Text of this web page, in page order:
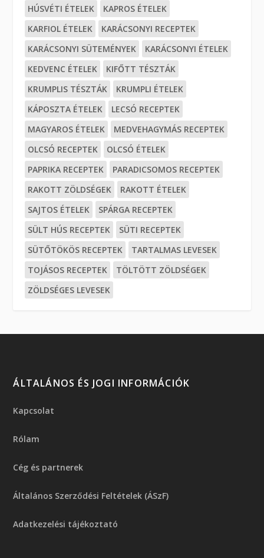
HÚSVÉTI ÉTELEK
KAPROS ÉTELEK
KARFIOL ÉTELEK
KARÁCSONYI RECEPTEK
KARÁCSONYI SÜTEMÉNYEK
KARÁCSONYI ÉTELEK
KEDVENC ÉTELEK
KIFŐTT TÉSZTÁK
KRUMPLIS TÉSZTÁK
KRUMPLI ÉTELEK
KÁPOSZTA ÉTELEK
LECSÓ RECEPTEK
MAGYAROS ÉTELEK
MEDVEHAGYMÁS RECEPTEK
OLCSÓ RECEPTEK
OLCSÓ ÉTELEK
PAPRIKA RECEPTEK
PARADICSOMOS RECEPTEK
RAKOTT ZÖLDSÉGEK
RAKOTT ÉTELEK
SAJTOS ÉTELEK
SPÁRGA RECEPTEK
SÜLT HÚS RECEPTEK
SÜTI RECEPTEK
SÜTŐTÖKÖS RECEPTEK
TARTALMAS LEVESEK
TOJÁSOS RECEPTEK
TÖLTÖTT ZÖLDSÉGEK
ZÖLDSÉGES LEVESEK
ÁLTALÁNOS ÉS JOGI INFORMÁCIÓK
Kapcsolat
Rólam
Cég és partnerek
Általános Szerződési Feltételek (ÁSzF)
Adatkezelési tájékoztató